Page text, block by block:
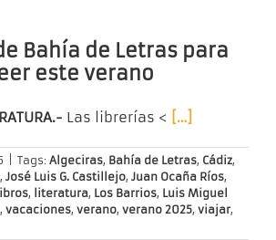
Bahía de Letras para
este verano
Las librerías < […]
Tags: Algeciras, Bahía de Letras, Cádiz,
, José Luis G. Castillejo, Juan Ocaña Ríos,
libros, literatura, Los Barrios, Luis Miguel
, vacaciones, verano, verano 2025, viajar,